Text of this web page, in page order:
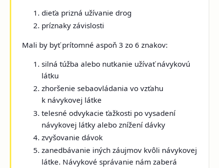
dieťa prizná užívanie drog
príznaky závislosti
Mali by byť prítomné aspoň 3 zo 6 znakov:
silná túžba alebo nutkanie užívať návykovú
látku
zhoršenie sebaovládania vo vzťahu
k návykovej látke
telesné odvykacie ťažkosti po vysadení
návykovej látky alebo znížení dávky
zvyšovanie dávok
zanedbávanie iných záujmov kvôli návykovej
látke. Návykové správanie nám zaberá